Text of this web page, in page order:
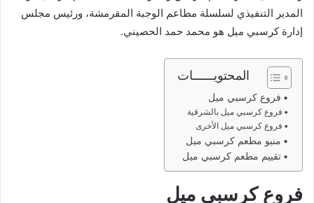
المدير التنفيذي لسلسلة مطاعم الوجبة المقرمشة، ورئيس مجلس
إدارة كرسبي ميل هو محمد حمد الحصيني.
المحتويــــــات
فروع كرسبي ميل
فروع كرسبي ميل بالشرقية
فروع كرسبي ميل الأخرى
منيو مطعم كرسبي ميل
تقييم مطعم كرسبي ميل
فروع كرسبي ميل